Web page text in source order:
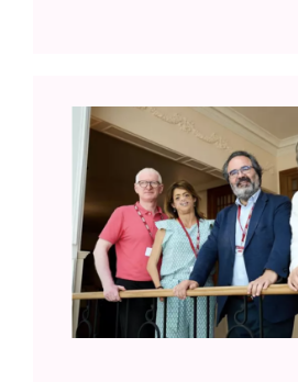
Fide Mirón (AEP): “Los
porfiria necesitan una
sanitaria
Ver